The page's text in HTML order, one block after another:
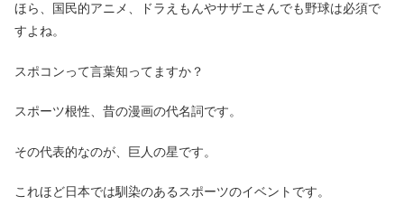
ほら、国民的アニメ、ドラえもんやサザエさんでも野球は必須で
すよね。
スポコンって言葉知ってますか？
スポーツ根性、昔の漫画の代名詞です。
その代表的なのが、巨人の星です。
これほど日本では馴染のあるスポーツのイベントです。